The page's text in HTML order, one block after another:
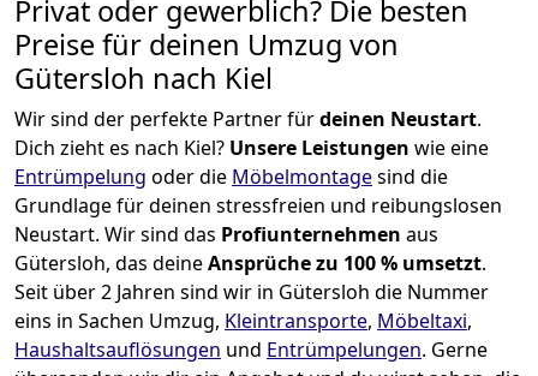
Privat oder gewerblich? Die besten
Preise für deinen Umzug von
Gütersloh nach Kiel
Wir sind der perfekte Partner fürdeinen Neustart.
Dich zieht es nach Kiel? Unsere Leistungen wie eine
Entrümpelung oder die Möbelmontagesind die
Grundlage für deinen stressfreien und reibungslosen
Neustart. Wir sind das Profiunternehmen aus
Gütersloh, das deineAnsprüche zu 100 % umsetzt.
Seit über 2 Jahren sind wir in Gütersloh die Nummer
eins in Sachen Umzug, Kleintransporte, Möbeltaxi,
Haushaltsauflösungen und Entrümpelungen. Gerne